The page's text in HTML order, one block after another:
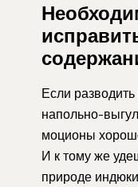
Если
напольно-
моционы
И к тому же
природе